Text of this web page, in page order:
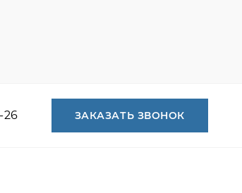
+7 (351) 214-36-26